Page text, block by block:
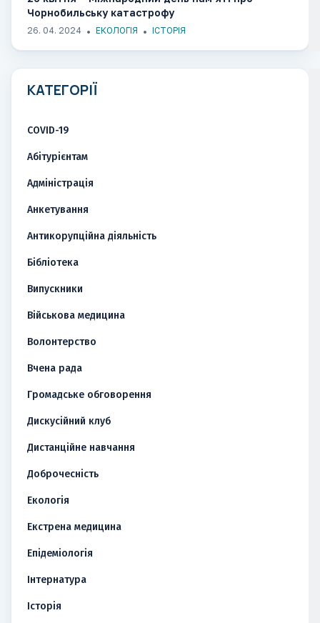
Чорнобильську катастрофу
26. 04. 2024 ЕКОЛОГІЯ ІСТОРІЯ
КАТЕГОРІЇ
COVID-19
Абітурієнтам
Адміністрація
Анкетування
Антикорупційна діяльність
Бібліотека
Випускники
Військова медицина
Волонтерство
Вчена рада
Громадське обговорення
Дискусійний клуб
Дистанційне навчання
Доброчесність
Екологія
Екстрена медицина
Епідеміологія
Інтернатура
Історія